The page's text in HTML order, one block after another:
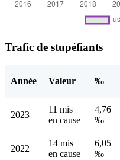
Trafic de stupéfiants
Année Valeur ‰
2023
11 mis
en cause
4,76
‰
2022
14 mis
en cause
6,05
‰